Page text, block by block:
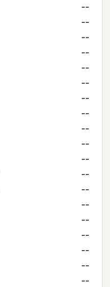
--
--
--
--
--
--
--
--
--
--
--
--
--
--
--
--
--
--
--